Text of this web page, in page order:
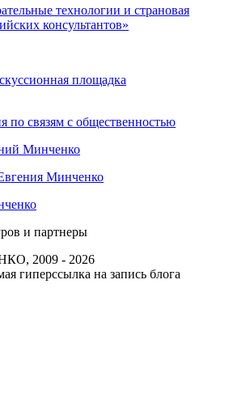
технологии и страновая
консультантов»
площадка
по связям с общественностью
Минченко
Минченко
и партнеры
2009 - 2026
гиперссылка на запись блога